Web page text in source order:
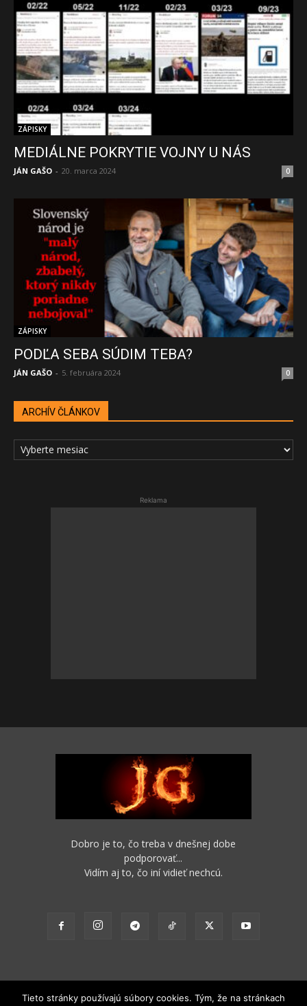
ZÁPISKY
MEDIÁLNE POKRYTIE VOJNY U NÁS
JÁN GAŠO - 20. marca 2024 0
ZÁPISKY
PODĽA SEBA SÚDIM TEBA?
JÁN GAŠO - 5. februára 2024 0
ARCHÍV ČLÁNKOV
ARCHÍV
ČLÁNKOV
Reklama
Dobro je to, čo treba v dnešnej dobe
podporovať...
Vidím aj to, čo iní vidieť nechcú.
Tieto stránky používajú súbory cookies. Tým, že na stránkach